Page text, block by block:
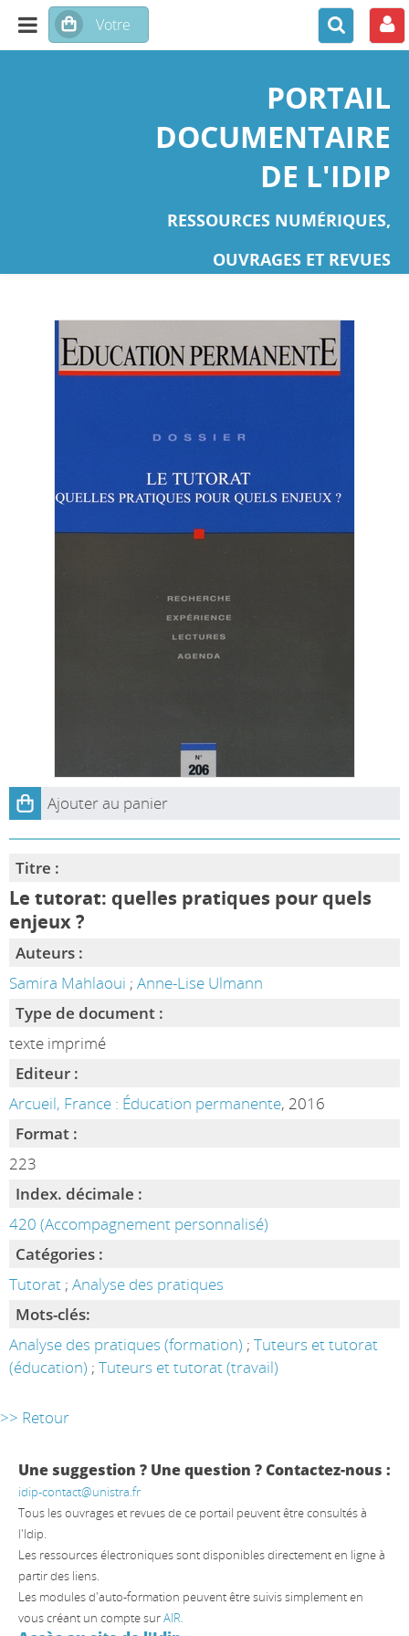
PORTAIL
DOCUMENTAIRE
DE L'IDIP
RESSOURCES NUMÉRIQUES,
OUVRAGES ET REVUES
Ajouter au panier
Titre :
Le tutorat: quelles pratiques pour quels
enjeux ?
Auteurs :
Samira Mahlaoui ; Anne-Lise Ulmann
Type de document :
texte imprimé
Editeur :
Arcueil, France : Éducation permanente, 2016
Format :
223
Index. décimale :
420 (Accompagnement personnalisé)
Catégories :
Tutorat; Analyse des pratiques
Mots-clés:
Analyse des pratiques (formation) ; Tuteurs et tutorat
(éducation) ; Tuteurs et tutorat (travail)
>> Retour
Une suggestion ? Une question ? Contactez-nous :
idip-contact@unistra.fr
Tous les ouvrages et revues de ce portail peuvent être consultés à
l'Idip.
Les ressources électroniques sont disponibles directement en ligne à
partir des liens.
Les modules d'auto-formation peuvent être suivis simplement en
vous créant un compte surAIR.